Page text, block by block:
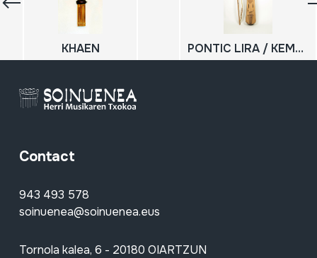
KHAEN PONTIC LIRA / KEMENTZE; LYRA; KEMENÇE
Contact
943 493 578
soinuenea@soinuenea.eus
Tornola kalea, 6 - 20180 OIARTZUN